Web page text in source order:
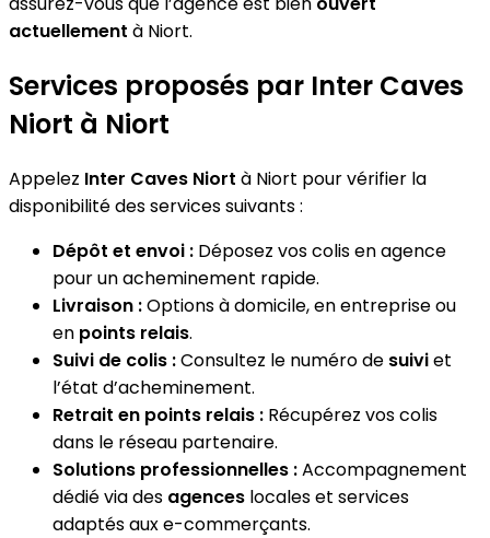
actuellement à Niort.
Services proposés par Inter Caves
Niort à Niort
Appelez Inter Caves Niort à Niort pour vérifier la
disponibilité des services suivants :
Dépôt et envoi : Déposez vos colis en agence
pour un acheminement rapide.
Livraison :Options à domicile, en entreprise ou
en points relais.
Suivi de colis :Consultez le numéro de suiviet
l’état d’acheminement.
Retrait en points relais : Récupérez vos colis
dans le réseau partenaire.
Solutions professionnelles :Accompagnement
dédié via des agences locales et services
adaptés aux e-commerçants.